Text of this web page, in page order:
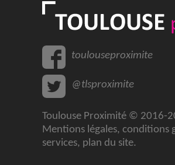
toulouseproximite
@tlsproximite
Toulouse Proximité © 2016-
Mentions légales, conditions
services, plan du site.